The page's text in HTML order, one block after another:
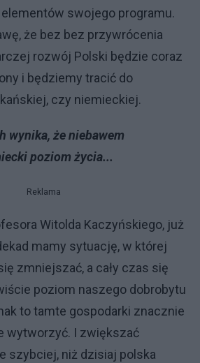
swojego programu.
że bez bez przywrócenia
rozwój Polski będzie coraz
i będziemy tracić do
czy niemieckiej.
wynika, że niebawem
poziom życia...
Reklama
Witolda Kaczyńskiego, już
mamy sytuację, w której
zmniejszać, a cały czas się
poziom naszego dobrobytu
to tamte gospodarki znacznie
wytworzyć. I zwiększać
szybciej, niż dzisiaj polska